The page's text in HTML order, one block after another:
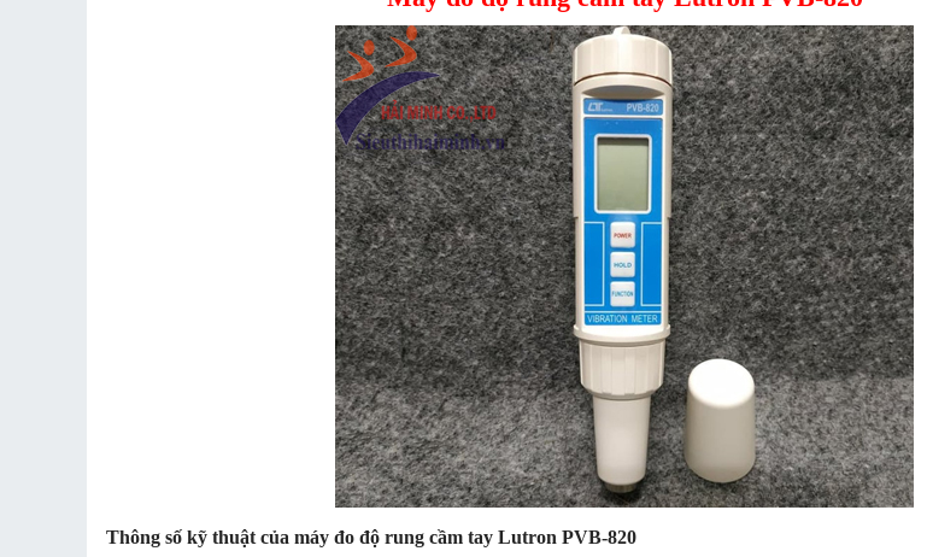
Thông số kỹ thuật của máy đo độ rung cầm tay Lutron PVB-820